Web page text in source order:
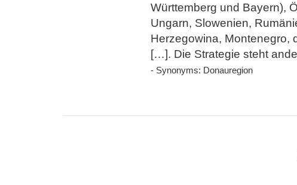
Württemberg und Bayern),
Ungarn, Slowenien,
Herzegowina, Montenegro,
[…]. Die Strategie steht
- Synonyms: Donauregion